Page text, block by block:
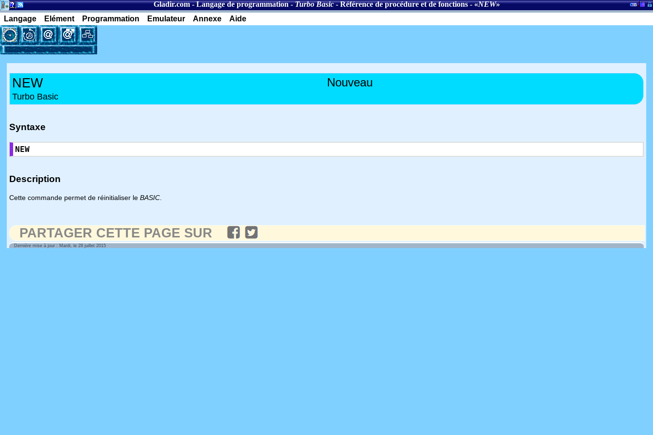
Gladir.com-Langage de programmation-Turbo Basic-Référence de procédure et de fonctions- «NEW»
Langage
Elément Programmation Emulateur Annexe Aide
NEW Nouveau
Turbo Basic
Syntaxe
NEW
Description
Cette commande permet de réinitialiser le BASIC
PARTAGER CETTE PAGE SUR
Dernière mise à jour : Mardi, le 28 juillet 2015